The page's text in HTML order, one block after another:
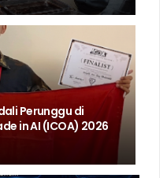
Perunggu di
in AI (ICOA) 2026